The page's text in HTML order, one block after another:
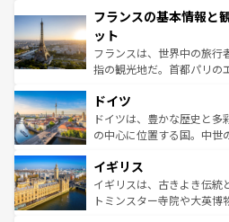
ませてくれるイタリアで、
なお、新着のイタリア情報は
しい。
文化が根付くこの国では、
れる闘牛、そして美味しい
る。首都マドリードの洗練
アートに溢れた街角から、
せる。地方によって風土や
ンテンツ一覧を参照してほ
フランスの基本情報と
ット
フランスは、世界中の旅行
指の観光地だ。首都パリの
で、幅広い魅力が詰まって
聖堂、美しいビーチ、そ
から魅了する。また、フラ
いる。シャンパンの発祥地
香り高いラベンダー畑など
らに、パリ以外の地域にも
ドイツ
ドイツは、豊かな歴史と
の中心に位置する国。中世
顔を持つこの国は、どこを
ルリンの文化的活気、バイ
してライン川沿いのワイン
イギリス
イギリスは、古きよき伝統
トミンスター寺院や大英博